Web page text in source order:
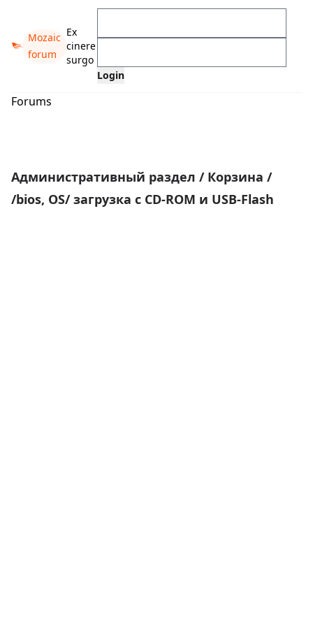
Mozaic
forum
Ex
cinere
surgo
Forums
Административный раздел / Корзина /
/bios, OS/ загрузка с CD-ROM и USB-Flash